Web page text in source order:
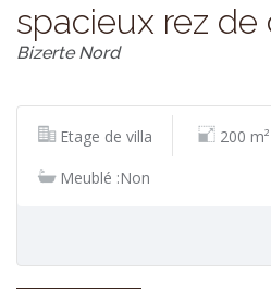
spacieux rez de
Bizerte Nord
Etage de villa 200 m²
Meublé :Non